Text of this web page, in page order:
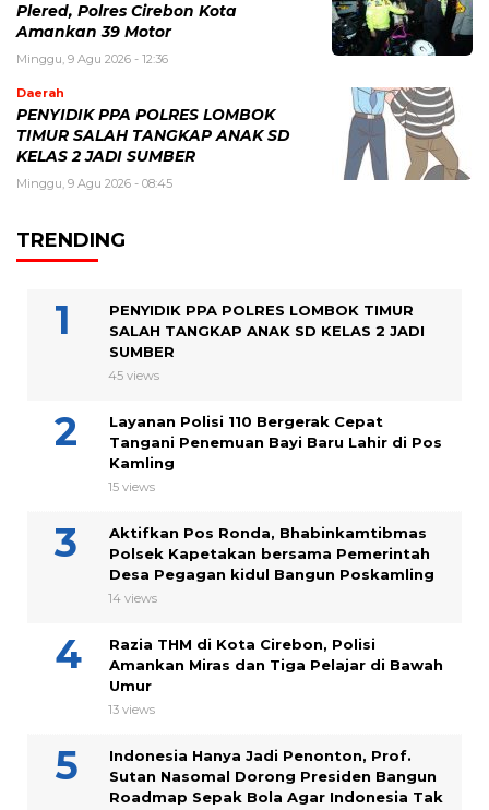
Plered, Polres Cirebon Kota
Amankan 39 Motor
Minggu, 9 Agu 2026 - 12:36
Daerah
PENYIDIK PPA POLRES LOMBOK
TIMUR SALAH TANGKAP ANAK SD
KELAS 2 JADI SUMBER
Minggu, 9 Agu 2026 - 08:45
TRENDING
PENYIDIK PPA POLRES LOMBOK TIMUR
SALAH TANGKAP ANAK SD KELAS 2 JADI
SUMBER
45 views
Layanan Polisi 110 Bergerak Cepat
Tangani Penemuan Bayi Baru Lahir di Pos
Kamling
15 views
Aktifkan Pos Ronda, Bhabinkamtibmas
Polsek Kapetakan bersama Pemerintah
Desa Pegagan kidul Bangun Poskamling
14 views
Razia THM di Kota Cirebon, Polisi
Amankan Miras dan Tiga Pelajar di Bawah
Umur
13 views
Indonesia Hanya Jadi Penonton, Prof.
Sutan Nasomal Dorong Presiden Bangun
Roadmap Sepak Bola Agar Indonesia Tak